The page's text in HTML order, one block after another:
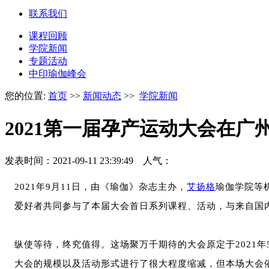
联系我们
课程回顾
学院新闻
专题活动
中印瑜伽峰会
您的位置: 首页 >> 新闻动态 >> 学院新闻
2021第一届孕产运动大会在广
发表时间：2021-09-11 23:39:49 人气：
2021年9月11日，由《瑜伽》杂志主办， 艾扬格瑜伽学院等
爱好者共同参与了本届大会首日系列课程、活动，与来自
纵使等待，终究值得。这场聚万千期待的大会原定于2021
大会的规模以及活动形式进行了很大程度缩减，但本场大会